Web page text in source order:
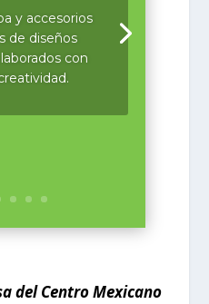
y accesorios
de diseños
con
del Centro Mexicano